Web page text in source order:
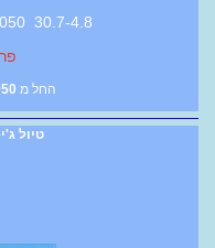
30.7-4.8 6,050 ש"ח לאדם בחדר זוגי
החל מ
טיול